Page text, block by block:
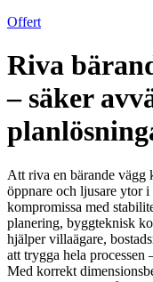
Offert
Riva
– säker
Att riva en bärande vägg
öppnare och ljusare ytor
kompromissa med
planering, byggteknisk
hjälper villaägare,
att trygga hela
Med korrekt